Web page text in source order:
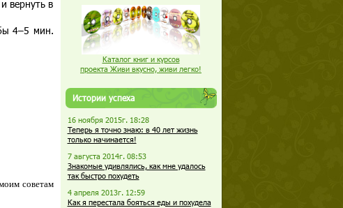
вернуть в
4–5 мин.
советам
Каталог книг и курсов
проекта Живи вкусно, живи легко!
Истории успеха
16 ноября 2015г. 18:28
Теперь я точно знаю: в 40 лет жизнь
только начинается!
7 августа 2014г. 08:53
Знакомые удивлялись, как мне удалось
так быстро похудеть
4 апреля 2013г. 12:59
Как я перестала бояться еды и похудела